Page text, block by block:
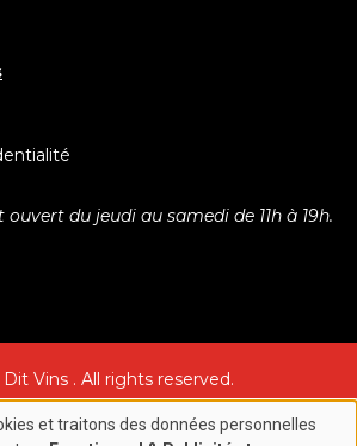
du jeudi au samedi de 11h à 19h.
Vins . All rights reserved.
paret traitons des données personnelles